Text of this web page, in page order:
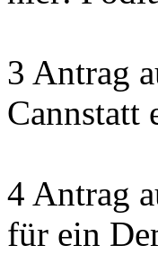
3 Antrag
Cannstatt
4 Antrag
für ein